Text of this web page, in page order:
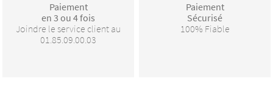
Paiement
en 3 ou 4 fois
Joindre le service client au
01.85.09.00.03
Paiement
Sécurisé
100% Fiable